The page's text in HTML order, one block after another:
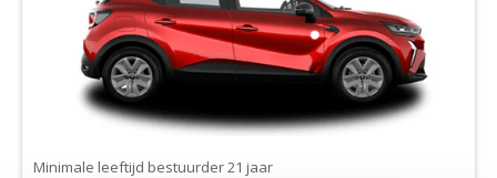
Minimale leeftijd bestuurder 21 jaar